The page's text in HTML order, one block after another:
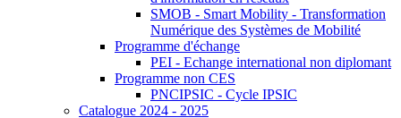
SMOB - Smart Mobility - Transformation
Numérique des Systèmes de Mobilité
Programme d'échange
PEI - Echange international non diplomant
Programme non CES
PNCIPSIC - Cycle IPSIC
Catalogue 2024 - 2025